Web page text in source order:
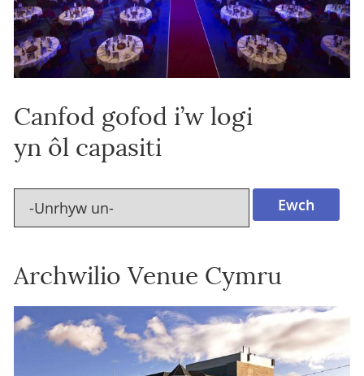
Canfod gofod i’w logi
yn ôl capasiti
Archwilio Venue Cymru